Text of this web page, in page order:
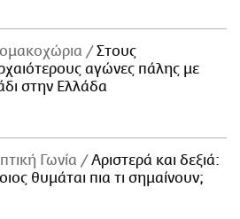
Στους
αγώνες πάλης με
στην Ελλάδα
Γωνία
Αριστερά και δεξιά:
θυμάται πια τι σημαίνουν;